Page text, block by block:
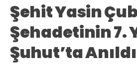
Şehit Yasin
Şehadetinin 7.
Şuhut’ta Anıldı